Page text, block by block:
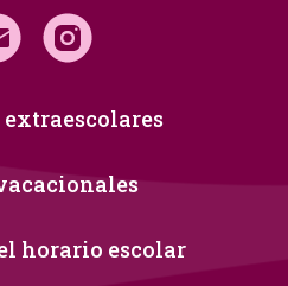
horario escolar